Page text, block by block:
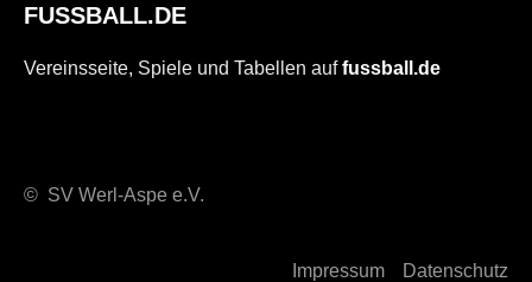
FUSSBALL.DE
Vereinsseite, Spiele und Tabellen auffussball.de
© SV Werl-Aspe e.V.
Impressum Datenschutz